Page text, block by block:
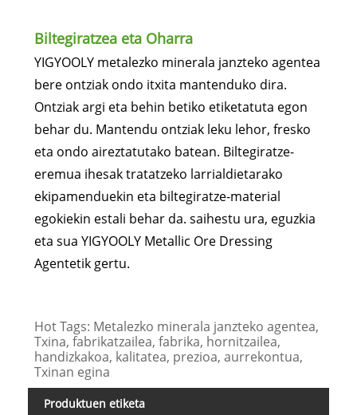
Biltegiratzea eta Oharra
YIGYOOLY metalezko minerala janzteko agentea
bere ontziak ondo itxita mantenduko dira.
Ontziak argi eta behin betiko etiketatuta egon
behar du. Mantendu ontziak leku lehor, fresko
eta ondo aireztatutako batean. Biltegiratze-
eremua ihesak tratatzeko larrialdietarako
ekipamenduekin eta biltegiratze-material
egokiekin estali behar da. saihestu ura, eguzkia
eta sua YIGYOOLY Metallic Ore Dressing
Agentetik gertu.
Hot Tags: Metalezko minerala janzteko agentea,
Txina, fabrikatzailea, fabrika, hornitzailea,
handizkakoa, kalitatea, prezioa, aurrekontua,
Txinan egina
Produktuen etiketa